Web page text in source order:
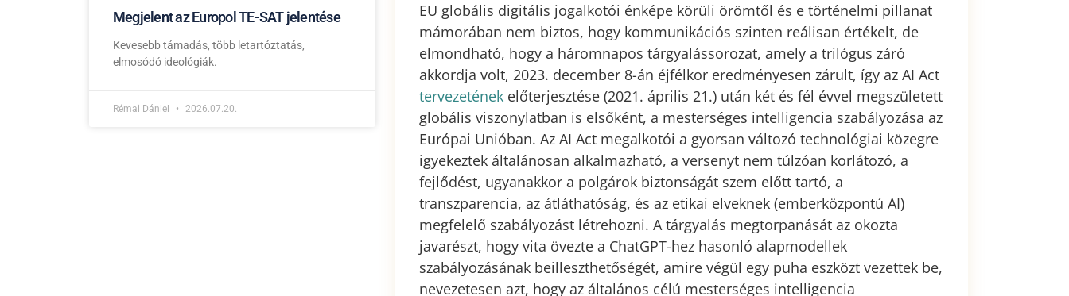
Megjelent az Europol TE-SAT jelentése
Kevesebb támadás, több letartóztatás,
elmosódó ideológiák.
Rémai Dániel 2026.07.20.
EU globális digitális jogalkotói énképe körüli örömtől és e történelmi pillanat
mámorában nem biztos, hogy kommunikációs szinten reálisan értékelt, de
elmondható, hogy a háromnapos tárgyalássorozat, amely a trilógus záró
akkordja volt, 2023. december 8-án éjfélkor eredményesen zárult, így az AI Act
tervezeténekelőterjesztése (2021. április 21.) után két és fél évvel megszületett
globális viszonylatban is elsőként, a mesterséges intelligencia szabályozása az
Európai Unióban. Az AI Act megalkotói a gyorsan változó technológiai közegre
igyekeztek általánosan alkalmazható, a versenyt nem túlzóan korlátozó, a
fejlődést, ugyanakkor a polgárok biztonságát szem előtt tartó, a
transzparencia, az átláthatóság, és az etikai elveknek (emberközpontú AI)
megfelelő szabályozást létrehozni. A tárgyalás megtorpanását az okozta
javarészt, hogy vita övezte a ChatGPT-hez hasonló alapmodellek
szabályozásának beilleszthetőségét, amire végül egy puha eszközt vezettek be,
nevezetesen azt, hogy az általános célú mesterséges intelligencia